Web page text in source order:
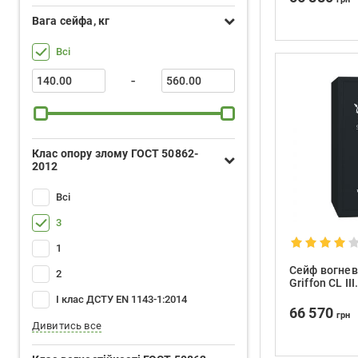
Вага сейфа, кг
Всі
-
Клас опору злому ГОСТ 50862-
2012
Всі
3
1
2
І клас ДСТУ EN 1143-1:2014
Дивитись все
Сейф
Griffon CL
66 570грн